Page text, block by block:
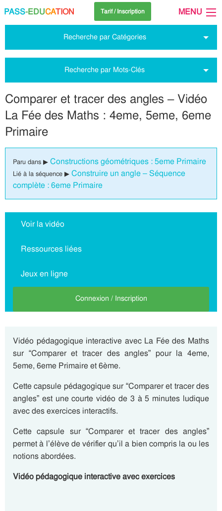
PASS-EDUCATION Tarif / Inscription MENU
Recherche par Catégories
Recherche par Mots-Clés
Comparer et tracer des angles – Vidéo
La Fée des Maths : 4eme, 5eme, 6eme
Primaire
Paru dans ▶ Constructions géométriques : 5eme Primaire
Lié à la séquence ▶ Construire un angle – Séquence
complète : 6eme Primaire
Voir la vidéo
Ressources liées
Jeux en ligne
Connexion / Inscription
Vidéo pédagogique interactive avec La Fée des Maths
sur “Comparer et tracer des angles” pour la 4eme,
5eme, 6eme Primaire et 6ème.
Cette capsule pédagogique sur “Comparer et tracer des
angles” est une courte vidéo de 3 à 5 minutes ludique
avec des exercices interactifs.
Cette capsule sur “Comparer et tracer des angles”
permet à l’élève de vérifier qu’il a bien compris la ou les
notions abordées.
Vidéo pédagogique interactive avec exercices